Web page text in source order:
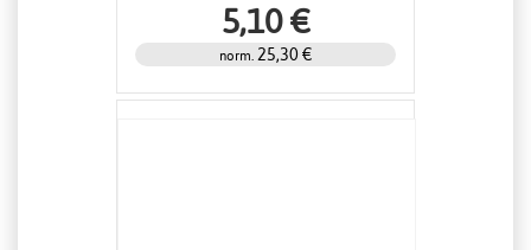
5,10 €
norm. 25,30 €